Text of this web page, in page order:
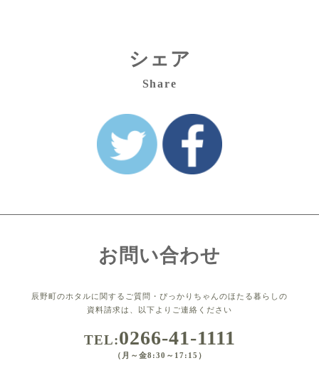
シェア
Share
お問い合わせ
辰野町のホタルに関するご質問・ぴっかりちゃんのほたる暮らしの
資料請求は、以下よりご連絡ください
TEL:0266-41-1111
（月～金8:30～17:15）